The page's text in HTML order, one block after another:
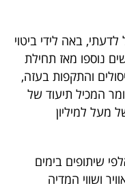
באה לידי ביטוי
נוספו מאז תחילת
והתקפות בעזה,
המכיל תיעוד של
מעל למיליון
שיתופים בימים
ושווי המדיה